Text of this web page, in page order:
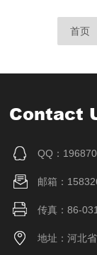
首页
Contact
QQ：
邮箱：
传真：86-
地址：河北